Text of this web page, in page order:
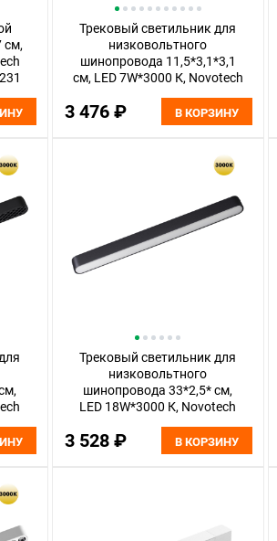
см,
Трековый светильник для
низковольтного
шинопровода 11,5*3,1*3,1
см, LED 7W*3000 К, Novotech
3 476 ₽ В КОРЗИНУ
Трековый светильник для
низковольтного
шинопровода 33*2,5* см,
LED 18W*3000 К, Novotech
3 528 ₽ В КОРЗИНУ